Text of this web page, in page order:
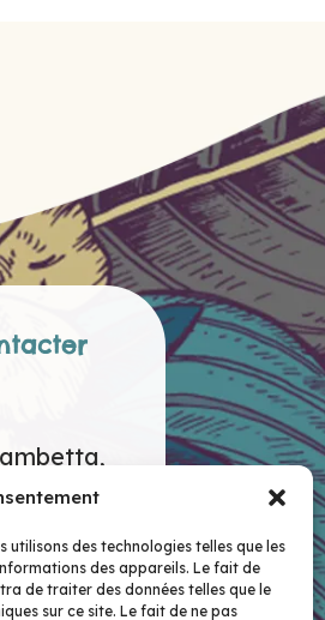
utilisons des technologies telles que les
des appareils. Le fait de
de traiter des données telles que le
sur ce site. Le fait de ne pas
85